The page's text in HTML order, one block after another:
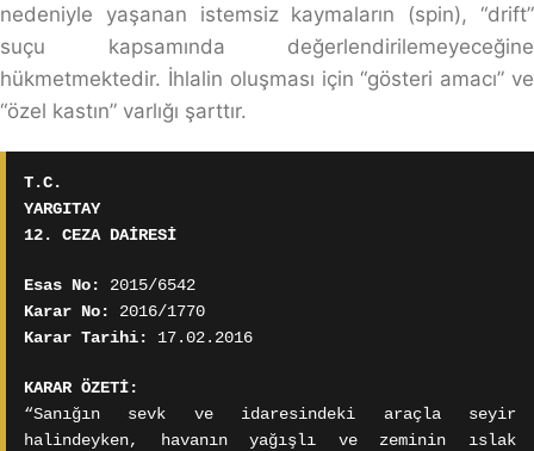
nedeniyle yaşanan istemsiz kaymaların (spin), “drift”
suçu kapsamında değerlendirilemeyeceğine
hükmetmektedir. İhlalin oluşması için “gösteri amacı” ve
“özel kastın” varlığı şarttır.
T.C.
YARGITAY
12. CEZA DAİRESİ
Esas No:
2015/6542
Karar No:
2016/1770
Karar Tarihi:
17.02.2016
KARAR ÖZETİ:
“Sanığın sevk ve idaresindeki araçla seyir
halindeyken, havanın yağışlı ve zeminin ıslak